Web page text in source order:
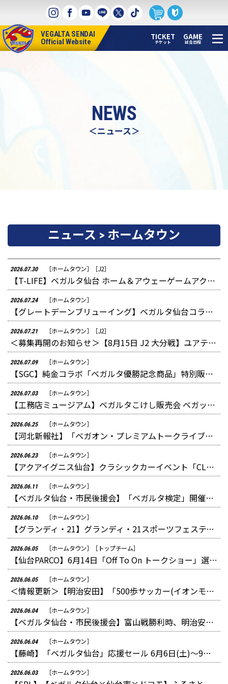
へ
ス
キ
VEGALTA SENDAI
Official Website
TICKET
チケット
GAME
試合日程
NEWS
＜ニュース＞
ニュース > ホームタウン
2026.07.30 ［ホームタウン］ ［J2］
【T-LIFE】ベガルタ仙台 ホーム＆アウェーゲームアクセスパッケージ販売のご案内
2026.07.24 ［ホームタウン］
【グレートデーンブリューイング】ベガルタ仙台コラボビール 販売のお知らせ
2026.07.21 ［ホームタウン］ ［J2］
＜募集再開のお知らせ＞【8月15日 J2 大分戦】ユアテックマッチデー イベント参加者募集のお知らせ
2026.07.09 ［ホームタウン］
【SGC】純金コラボ「ベガルタ優勝記念商品」特別販売のお知らせ
2026.07.03 ［ホームタウン］
【工務店ミュージアム】ベガルタこけし販売会 ベガッ太出演のお知らせ
2026.06.25 ［ホームタウン］
【河北新報社】「ベガオン・プレミアムトークライブ」開催のお知らせ
2026.06.23 ［ホームタウン］
【アクアイグニス仙台】クラシックカーイベント「CLASSIC DAY」ベガッ太出演のお知らせ
2026.06.11 ［ホームタウン］
【ベガルタ仙台・市民後援会】「ベガルタ検定」開催のお知らせ
2026.06.10 ［ホームタウン］
【グランディ・21】グランディ・21スポーツフェスティバル2026のお知らせ
2026.06.05 ［ホームタウン］ ［トップチーム］
【仙台PARCO】6月14日「Off To On トークショー」選手出演のお知らせ
2026.06.05 ［ホームタウン］
＜情報更新＞【明治安田】「500歩サッカー(イオンモール仙台上杉)」開催のお知らせ
2026.06.04 ［ホームタウン］
【ベガルタ仙台・市民後援会】富山戦勝利時、明治安田 J2・J3 百年構想リーグ ベガルタ仙台 優勝セレモニー開催のお知らせ
2026.06.04 ［ホームタウン］
【藤崎】「ベガルタ仙台」応援セール 6月6日(土)～9日(火)開催のお知らせ
2026.06.03 ［ホームタウン］